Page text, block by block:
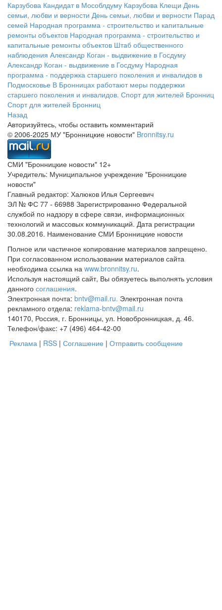
Карзубова Кандидат в Мособлдуму Карзубова Клещи День
семьи, любви и верности День семьи, любви и верности Парад
семей Народная программа - строительство и капитальные
ремонты объектов Народная программа - строительство и
капитальные ремонты объектов Штаб общественного
наблюдения Александр Коган - выдвижение в Госдуму
Александр Коган - выдвижение в Госдуму Народная
программа - поддержка старшего поколения и инвалидов в
Подмосковье В Бронницах работают меры поддержки
старшего поколения и инвалидов. Спорт для жителей Бронниц
Спорт для жителей Бронниц
Назад
Авторизуйтесь, чтобы оставить комментарий
© 2006-2025 МУ "Бронницкие новости" Bronnitsy.ru
СМИ "Бронницкие новости" 12+
Учредитель: Муниципальное учреждение "Бронницкие
новости"
Главный редактор: Халюков Илья Сергеевич
ЭЛ № ФС 77 - 66988 Зарегистрированно Федеральной
службой по надзору в сфере связи, информационных
технологий и массовых коммуникаций. Дата регистрации
30.08.2016. Наименование СМИ Бронницкие новости
Полное или частичное копирование материалов запрещено.
При согласованном использовании материалов сайта
необходима ссылка на www.bronnitsy.ru.
Используя настоящий сайт, Вы обязуетесь выполнять условия
данного соглашения.
Электронная почта: bntv@mail.ru. Электронная почта
рекламного отдела: reklama-bntv@mail.ru
140170, Россия, г. Бронницы, ул. Новобронницкая, д. 46.
Телефон/факс: +7 (496) 464-42-00
Реклама | RSS | Соглашение | Отправить сообщение